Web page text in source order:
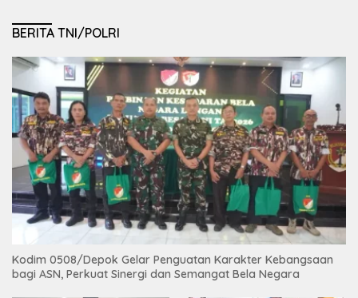
BERITA TNI/POLRI
Kodim 0508/Depok Gelar Penguatan Karakter Kebangsaan
bagi ASN, Perkuat Sinergi dan Semangat Bela Negara